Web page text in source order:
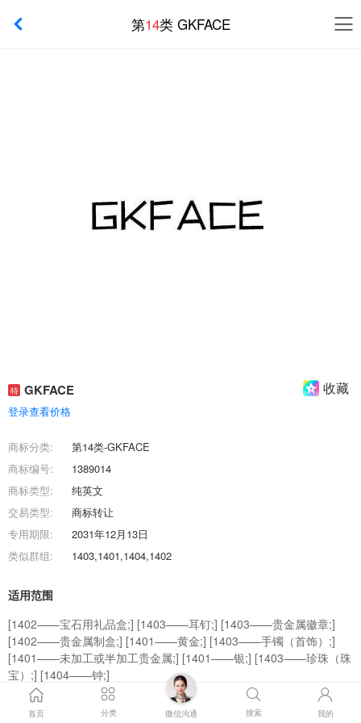
第14类 GKFACE
特 GKFACE 收藏
登录查看价格
商标分类:
第14类-GKFACE
商标编号:
1389014
商标类型:
纯英文
交易类型:
商标转让
专用期限:
2031年12月13日
类似群组:
1403,1401,1404,1402
适用范围
[1402——宝石用礼品盒;] [1403——耳钉;] [1403——贵金属徽章;]
[1402——贵金属制盒;] [1401——黄金;] [1403——手镯（首饰）;]
[1401——未加工或半加工贵金属;] [1401——银;] [1403——珍珠（珠
宝）;] [1404——钟;]
商标效果图
首页 分类 微信沟通 搜索 我的